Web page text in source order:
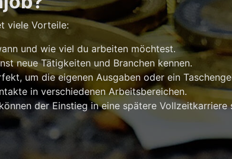
viele Vorteile:
und wie viel du arbeiten möchtest.
neue Tätigkeiten und Branchen kennen.
um die eigenen Ausgaben oder ein
in verschiedenen Arbeitsbereichen.
der Einstieg in eine spätere Vollzeitkarriere